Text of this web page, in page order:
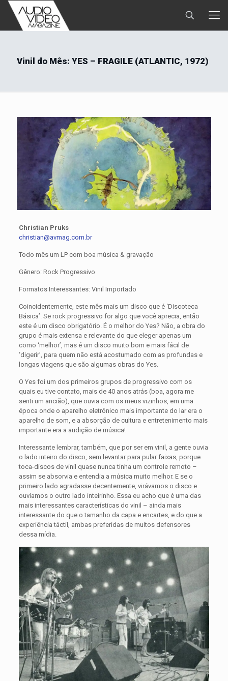
Vinil do Mês: YES – FRAGILE (ATLANTIC, 1972)
Christian Pruks
christian@avmag.com.br
Todo mês um LP com boa música & gravação
Gênero: Rock Progressivo
Formatos Interessantes: Vinil Importado
Coincidentemente, este mês mais um disco que é ‘Discoteca
Básica’. Se rock progressivo for algo que você aprecia, então
este é um disco obrigatório. É o melhor do Yes? Não, a obra do
grupo é mais extensa e relevante do que eleger apenas um
como ‘melhor’, mas é um disco muito bom e mais fácil de
‘digerir’, para quem não está acostumado com as profundas e
longas viagens que são algumas obras do Yes.
O Yes foi um dos primeiros grupos de progressivo com os
quais eu tive contato, mais de 40 anos atrás (boa, agora me
senti um ancião), que ouvia com os meus vizinhos, em uma
época onde o aparelho eletrônico mais importante do lar era o
aparelho de som, e a absorção de cultura e entretenimento mais
importante era a audição de música!
Interessante lembrar, também, que por ser em vinil, a gente ouvia
o lado inteiro do disco, sem levantar para pular faixas, porque
toca-discos de vinil quase nunca tinha um controle remoto –
assim se absorvia e entendia a música muito melhor. E se o
primeiro lado agradasse decentemente, virávamos o disco e
ouvíamos o outro lado inteirinho. Essa eu acho que é uma das
mais interessantes características do vinil – ainda mais
interessante do que o tamanho da capa e encartes, e do que a
experiência táctil, ambas preferidas de muitos defensores
dessa mídia.